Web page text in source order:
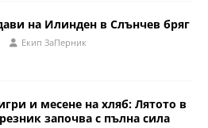
на Илинден в Слънчев бряг
Eкип ЗаПерник
и месене на хляб: Лятото в
започва с пълна сила